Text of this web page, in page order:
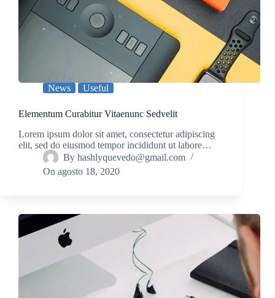
News Useful
Elementum Curabitur Vitaenunc Sedvelit
Lorem ipsum dolor sit amet, consectetur adipiscing
elit, sed do eiusmod tempor incididunt ut labore…
By hashlyquevedo@gmail.com
On agosto 18, 2020